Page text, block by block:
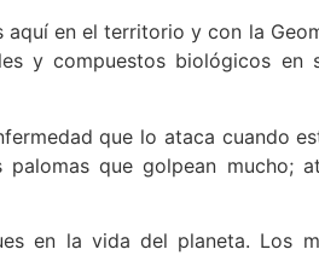
en el territorio y con la
y compuestos biológicos
que lo ataca cuando
que golpean mucho;
en la vida del planeta. Los